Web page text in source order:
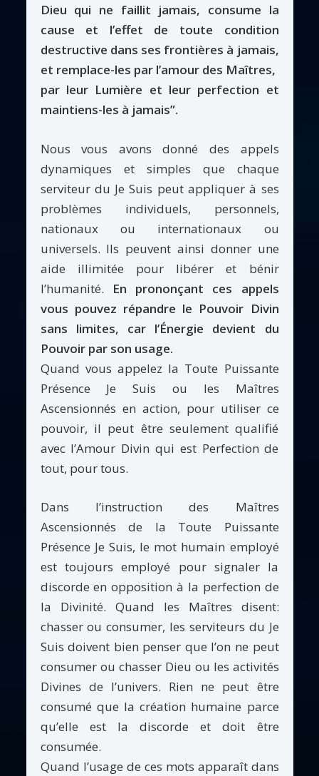
Dieu qui ne faillit jamais, consume la
cause et l’effet de toute condition
destructive dans ses frontières à jamais,
et remplace-les par l’amour des Maîtres,
par leur Lumière et leur perfection et
maintiens-les à jamais”.
Nous vous avons donné des appels
dynamiques et simples que chaque
serviteur du Je Suis peut appliquer à ses
problèmes individuels, personnels,
nationaux ou internationaux ou
universels. Ils peuvent ainsi donner une
aide illimitée pour libérer et bénir
l’humanité. En prononçant ces appels
vous pouvez répandre le Pouvoir Divin
sans limites, car l’Énergie devient du
Pouvoir par son usage.
Quand vous appelez la Toute Puissante
Présence Je Suis ou les Maîtres
Ascensionnés en action, pour utiliser ce
pouvoir, il peut être seulement qualifié
avec l’Amour Divin qui est Perfection de
tout, pour tous.
Dans l’instruction des Maîtres
Ascensionnés de la Toute Puissante
Présence Je Suis, le mot humain employé
est toujours employé pour signaler la
discorde en opposition à la perfection de
la Divinité. Quand les Maîtres disent:
chasser ou consumer, les serviteurs du Je
Suis doivent bien penser que l’on ne peut
consumer ou chasser Dieu ou les activités
Divines de l’univers. Rien ne peut être
consumé que la création humaine parce
qu’elle est la discorde et doit être
consumée.
Quand l’usage de ces mots apparaît dans